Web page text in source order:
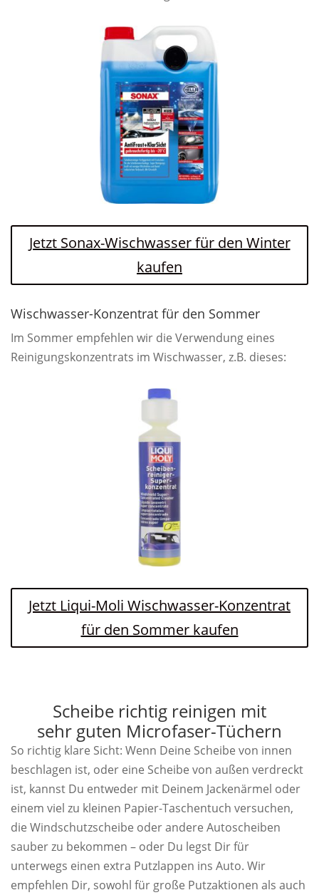
Jetzt Sonax-Wischwasser für den Winter
kaufen
Wischwasser-Konzentrat für den Sommer
Im Sommer empfehlen wir die Verwendung eines
Reinigungskonzentrats im Wischwasser, z.B. dieses:
Jetzt Liqui-Moli Wischwasser-Konzentrat
für den Sommer kaufen
Scheibe richtig reinigen mit
sehr guten Microfaser-Tüchern
So richtig klare Sicht: Wenn Deine Scheibe von innen
beschlagen ist, oder eine Scheibe von außen verdreckt
ist, kannst Du entweder mit Deinem Jackenärmel oder
einem viel zu kleinen Papier-Taschentuch versuchen,
die Windschutzscheibe oder andere Autoscheiben
sauber zu bekommen – oder Du legst Dir für
unterwegs einen extra Putzlappen ins Auto. Wir
empfehlen Dir, sowohl für große Putzaktionen als auch